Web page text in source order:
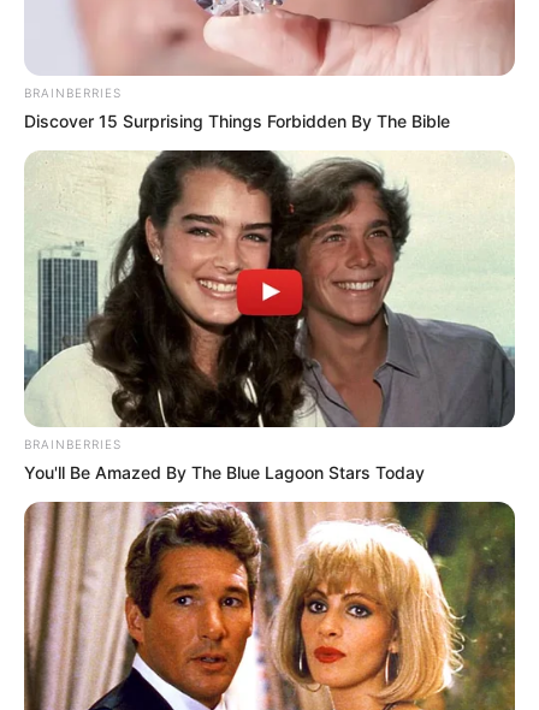
BRAINBERRIES
Discover 15 Surprising Things Forbidden By The Bible
BRAINBERRIES
You'll Be Amazed By The Blue Lagoon Stars Today